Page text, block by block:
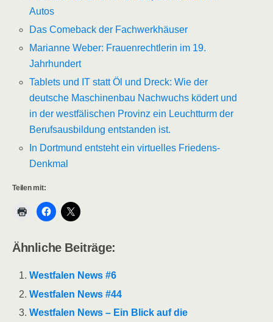
Autos
Das Comeback der Fachwerkhäuser
Marianne Weber: Frauenrechtlerin im 19.
Jahrhundert
Tablets und IT statt Öl und Dreck: Wie der
deutsche Maschinenbau Nachwuchs ködert und
in der westfälischen Provinz ein Leuchtturm der
Berufsausbildung entstanden ist.
In Dortmund entsteht ein virtuelles Friedens-
Denkmal
Teilen mit:
Ähnliche Beiträge:
Westfalen News #6
Westfalen News #44
Westfalen News – Ein Blick auf die